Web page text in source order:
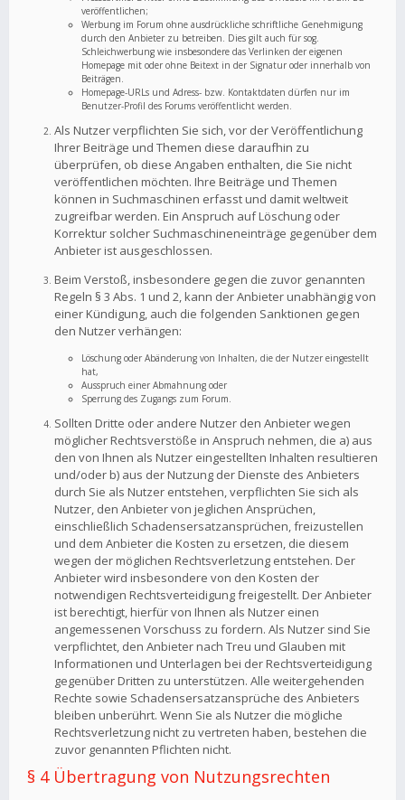
veröffentlichen;
Werbung im Forum ohne ausdrückliche schriftliche Genehmigung
durch den Anbieter zu betreiben. Dies gilt auch für sog.
Schleichwerbung wie insbesondere das Verlinken der eigenen
Homepage mit oder ohne Beitext in der Signatur oder innerhalb von
Beiträgen.
Homepage-URLs und Adress- bzw. Kontaktdaten dürfen nur im
Benutzer-Profil des Forums veröffentlicht werden.
Als Nutzer verpflichten Sie sich, vor der Veröffentlichung
Ihrer Beiträge und Themen diese daraufhin zu
überprüfen, ob diese Angaben enthalten, die Sie nicht
veröffentlichen möchten. Ihre Beiträge und Themen
können in Suchmaschinen erfasst und damit weltweit
zugreifbar werden. Ein Anspruch auf Löschung oder
Korrektur solcher Suchmaschineneinträge gegenüber dem
Anbieter ist ausgeschlossen.
Beim Verstoß, insbesondere gegen die zuvor genannten
Regeln § 3 Abs. 1 und 2, kann der Anbieter unabhängig von
einer Kündigung, auch die folgenden Sanktionen gegen
den Nutzer verhängen:
Löschung oder Abänderung von Inhalten, die der Nutzer eingestellt
hat,
Ausspruch einer Abmahnung oder
Sperrung des Zugangs zum Forum.
Sollten Dritte oder andere Nutzer den Anbieter wegen
möglicher Rechtsverstöße in Anspruch nehmen, die a) aus
den von Ihnen als Nutzer eingestellten Inhalten resultieren
und/oder b) aus der Nutzung der Dienste des Anbieters
durch Sie als Nutzer entstehen, verpflichten Sie sich als
Nutzer, den Anbieter von jeglichen Ansprüchen,
einschließlich Schadensersatzansprüchen, freizustellen
und dem Anbieter die Kosten zu ersetzen, die diesem
wegen der möglichen Rechtsverletzung entstehen. Der
Anbieter wird insbesondere von den Kosten der
notwendigen Rechtsverteidigung freigestellt. Der Anbieter
ist berechtigt, hierfür von Ihnen als Nutzer einen
angemessenen Vorschuss zu fordern. Als Nutzer sind Sie
verpflichtet, den Anbieter nach Treu und Glauben mit
Informationen und Unterlagen bei der Rechtsverteidigung
gegenüber Dritten zu unterstützen. Alle weitergehenden
Rechte sowie Schadensersatzansprüche des Anbieters
bleiben unberührt. Wenn Sie als Nutzer die mögliche
Rechtsverletzung nicht zu vertreten haben, bestehen die
zuvor genannten Pflichten nicht.
§ 4 Übertragung von Nutzungsrechten